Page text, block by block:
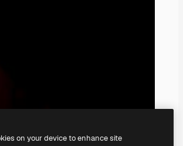
on your device to enhance site